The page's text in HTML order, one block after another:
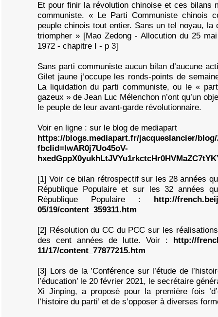
Et pour finir la révolution chinoise et ces bilans
communiste. « Le Parti Communiste chinois
peuple chinois tout entier. Sans un tel noyau,
triompher » [Mao Zedong - Allocution du 25
1972 - chapitre I - p 3]
Sans parti communiste aucun bilan d’aucune
Gilet jaune j’occupe les ronds-points de
La liquidation du parti communiste, ou le «
gazeux » de Jean Luc Mélenchon n’ont qu’un
le peuple de leur avant-garde révolutionnaire.
Voir en ligne : sur le blog de mediapart
https://blogs.mediapart.fr/jacqueslancier/blog/
fbclid=IwAR0j7Uo45oV-
[1] Voir ce bilan rétrospectif sur les 28 années
République Populaire et sur les 32 années
République Populaire : http://
05/19/content_359311.htm
[2] Résolution du CC du PCC sur les
des cent années de lutte. Voir : http://
11/17/content_77877215.htm
[3] Lors de la ’Conférence sur l’étude de
l’éducation’ le 20 février 2021, le secrétaire
Xi Jinping, a proposé pour la première fois
l’histoire du parti’ et de s’opposer à diverses